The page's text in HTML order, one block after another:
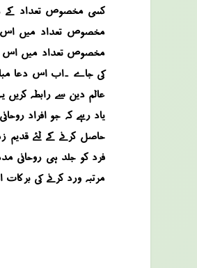
کسی مخصوص تعداد کے
مخصوص تعداد میں اس
مخصوص تعداد میں اس
کی جاے ۔اب اس دعا
عالم دین سے رابطہ کریں
یاد رہے کہ جو افراد
مرتبہ ورد کرنے کی